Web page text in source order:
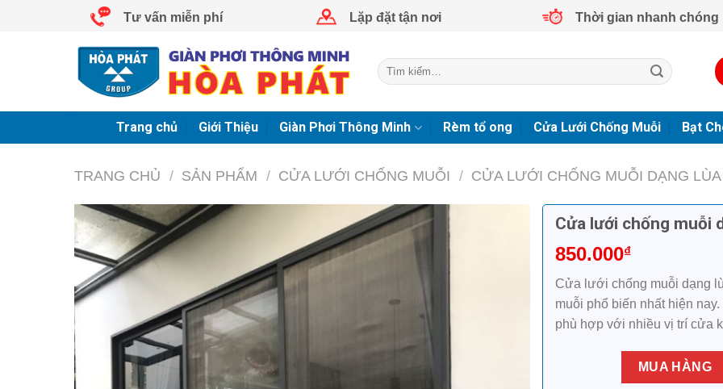
Tư vấn miễn phí Lặp đặt tận nơi Thời gian nhanh chóng
Tìm
kiếm:
Trang chủ Giới Thiệu Giàn Phơi Thông Minh Rèm tổ ong Cửa Lưới Chống Muỗi Bạt
TRANG CHỦ / SẢN PHẨM / CỬA LƯỚI CHỐNG MUỖI / CỬA LƯỚI CHỐNG MUỖI DẠNG LÙA
Cửa lưới chống muỗi
850.000₫
Cửa lưới chống muỗi dạng
muỗi phổ biến nhất hiện
phù hợp với nhiều vị trí cửa
MUA HÀNG